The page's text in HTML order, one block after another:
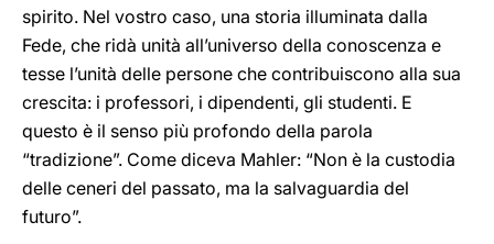
spirito. Nel vostro caso, una storia illuminata dalla
Fede, che ridà unità all’universo della conoscenza e
tesse l’unità delle persone che contribuiscono alla sua
crescita: i professori, i dipendenti, gli studenti. E
questo è il senso più profondo della parola
“tradizione”. Come diceva Mahler: “Non è la custodia
delle ceneri del passato, ma la salvaguardia del
futuro”.